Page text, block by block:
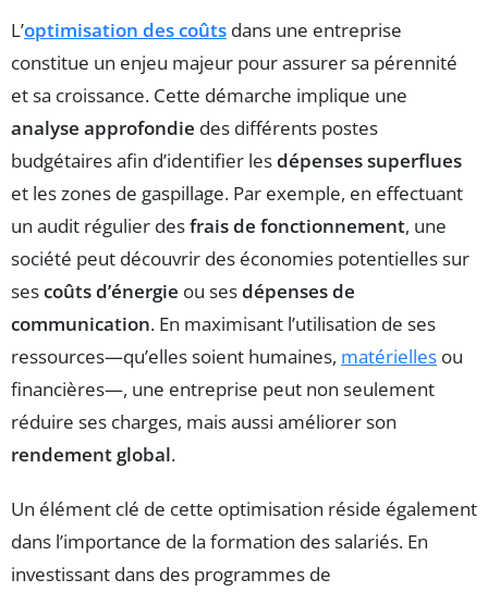
L’optimisation des coûts dans une entreprise
constitue un enjeu majeur pour assurer sa pérennité
et sa croissance. Cette démarche implique une
analyse approfondie des différents postes
budgétaires afin d’identifier lesdépenses superflues
et les zones de gaspillage. Par exemple, en effectuant
un audit régulier desfrais de fonctionnement, une
société peut découvrir des économies potentielles sur
sescoûts d’énergie ou sesdépenses de
communication. En maximisant l’utilisation de ses
ressources—qu’elles soient humaines, matérielles ou
financières—, une entreprise peut non seulement
réduire ses charges, mais aussi améliorer son
rendement global.
Un élément clé de cette optimisation réside également
dans l’importance de la formation des salariés. En
investissant dans des programmes de